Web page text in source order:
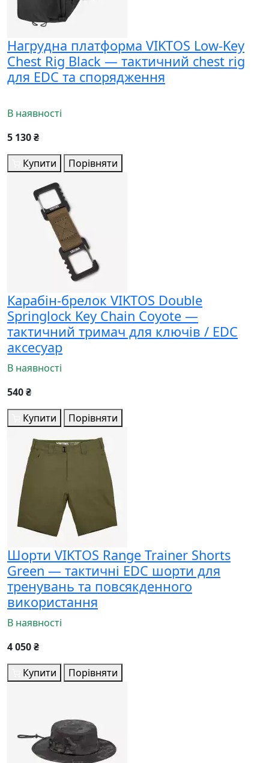
Нагрудна платформа VIKTOS Low-Key
Chest Rig Black — тактичний chest rig
для EDC та спорядження
В наявності
5 130 ₴
Купити
Порівняти
Карабін-брелок VIKTOS Double
Springlock Key Chain Coyote —
тактичний тримач для ключів / EDC
аксесуар
В наявності
540 ₴
Купити
Порівняти
Шорти VIKTOS Range Trainer Shorts
Green — тактичні EDC шорти для
тренувань та повсякденного
використання
В наявності
4 050 ₴
Купити
Порівняти